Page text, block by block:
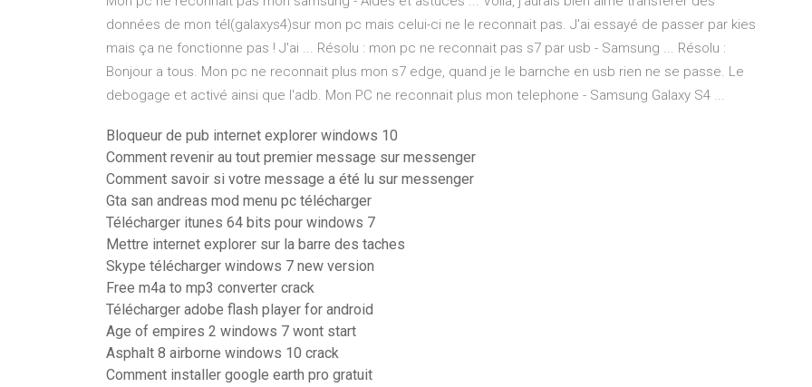
données de mon tél(galaxys4)sur mon pc mais celui-ci ne le reconnait pas. J'ai essayé de passer par kies
mais ça ne fonctionne pas ! J'ai ... Résolu : mon pc ne reconnait pas s7 par usb - Samsung ... Résolu :
Bonjour a tous. Mon pc ne reconnait plus mon s7 edge, quand je le barnche en usb rien ne se passe. Le
debogage et activé ainsi que l'adb. Mon PC ne reconnait plus mon telephone - Samsung Galaxy S4 ...
Bloqueur de pub internet explorer windows 10
Comment revenir au tout premier message sur messenger
Comment savoir si votre message a été lu sur messenger
Gta san andreas mod menu pc télécharger
Télécharger itunes 64 bits pour windows 7
Mettre internet explorer sur la barre des taches
Skype télécharger windows 7 new version
Free m4a to mp3 converter crack
Télécharger adobe flash player for android
Age of empires 2 windows 7 wont start
Asphalt 8 airborne windows 10 crack
Comment installer google earth pro gratuit